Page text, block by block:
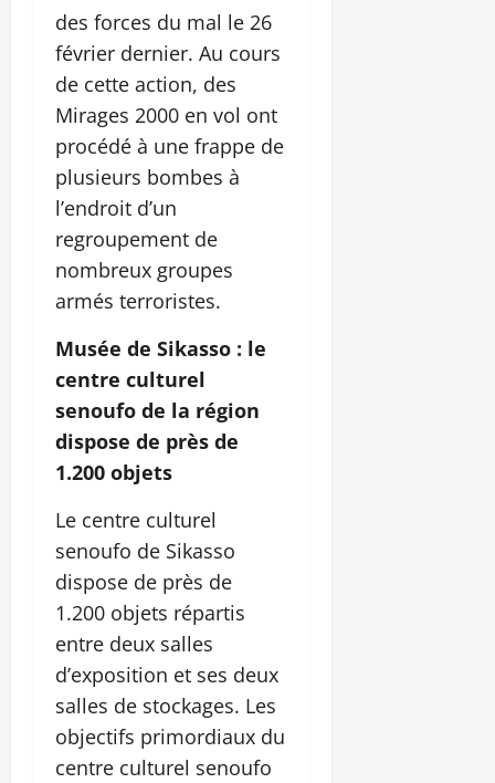
des forces du mal le 26
février dernier. Au cours
de cette action, des
Mirages 2000 en vol ont
procédé à une frappe de
plusieurs bombes à
l’endroit d’un
regroupement de
nombreux groupes
armés terroristes.
Musée de Sikasso : le
centre culturel
senoufo de la région
dispose de près de
1.200 objets
Le centre culturel
senoufo de Sikasso
dispose de près de
1.200 objets répartis
entre deux salles
d’exposition et ses deux
salles de stockages. Les
objectifs primordiaux du
centre culturel senoufo